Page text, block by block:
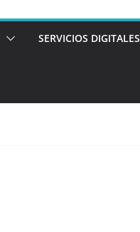
SERVICIOS DIGITALES